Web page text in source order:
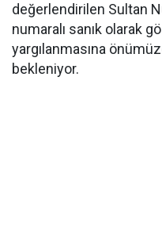
değerlendirilen Sultan
numaralı sanık olarak
yargılanmasına
bekleniyor.